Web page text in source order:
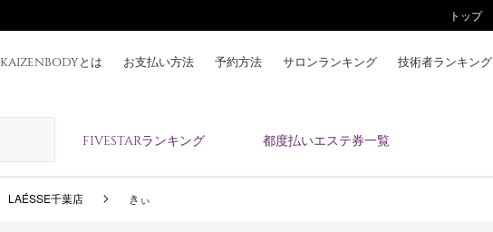
トップ
KAIZENBODYとは お支払い方法 予約方法 サロンランキング 技術者ランキング
FIVESTARランキング 都度払いエステ券一覧
お支払い方法
予約方法
LAÉSSE千葉店 きぃ